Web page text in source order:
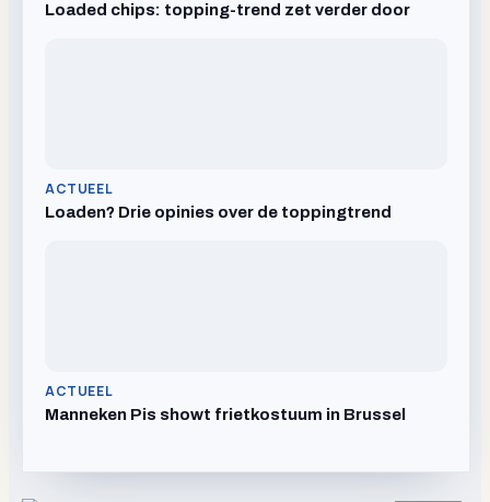
Loaded chips: topping-trend zet verder door
ACTUEEL
Loaden? Drie opinies over de toppingtrend
ACTUEEL
Manneken Pis showt frietkostuum in Brussel